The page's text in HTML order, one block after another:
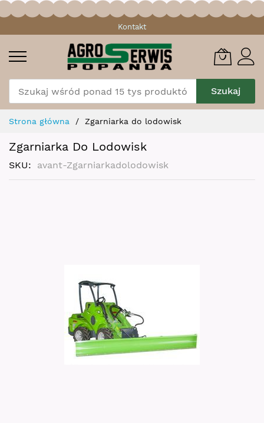
Przejdź
Kontakt
Szukaj
Strona główna Zgarniarka do lodowisk
Zgarniarka Do Lodowisk
SKU avant-Zgarniarkadolodowisk